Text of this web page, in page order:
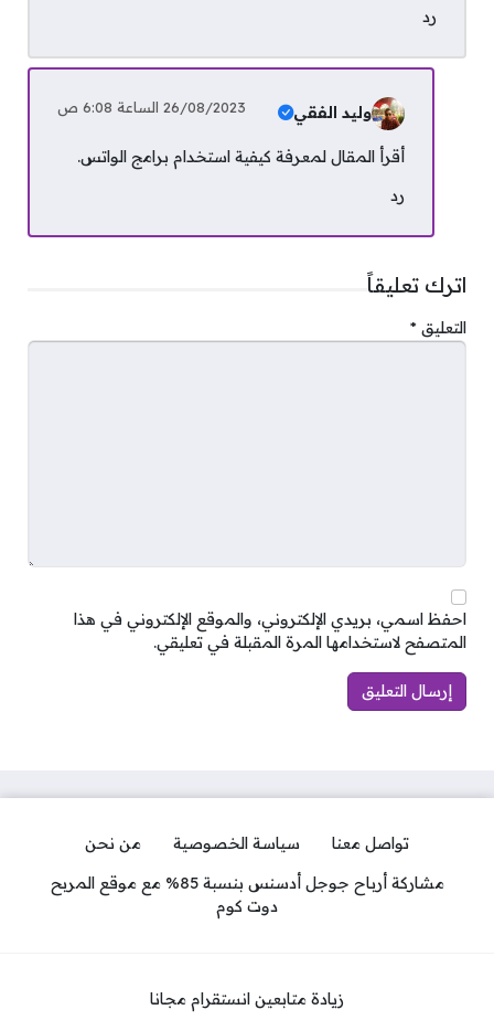
رد
وليد الفقي 26/08/2023 الساعة 6:08 ص
أقرأ المقال لمعرفة كيفية استخدام برامج الواتس.
رد
اترك تعليقاً
التعليق *
احفظ اسمي، بريدي الإلكتروني، والموقع الإلكتروني في هذا
المتصفح لاستخدامها المرة المقبلة في تعليقي.
تواصل معنا سياسة الخصوصية
من نحن
مشاركة أرباح جوجل أدسنس بنسبة 85% مع موقع المربح
دوت كوم
زيادة متابعين انستقرام مجانا